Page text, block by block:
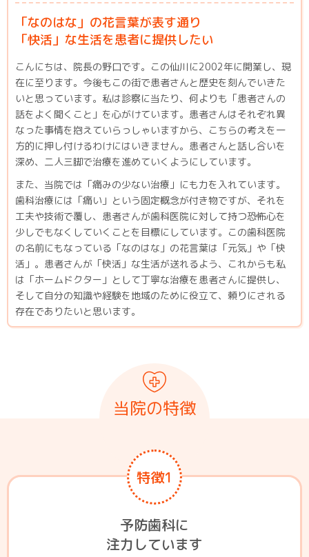
「なのはな」の花言葉が表す通り
「快活」な生活を患者に提供したい
こんにちは、院長の野口です。この仙川に2002年に開業し、現
在に至ります。今後もこの街で患者さんと歴史を刻んでいきた
いと思っています。私は診察に当たり、何よりも「患者さんの
話をよく聞くこと」を心がけています。患者さんはそれぞれ異
なった事情を抱えていらっしゃいますから、こちらの考えを一
方的に押し付けるわけにはいきません。患者さんと話し合いを
深め、二人三脚で治療を進めていくようにしています。
また、当院では「痛みの少ない治療」にも力を入れています。
歯科治療には「痛い」という固定概念が付き物ですが、それを
工夫や技術で覆し、患者さんが歯科医院に対して持つ恐怖心を
少しでもなくしていくことを目標にしています。この歯科医院
の名前にもなっている「なのはな」の花言葉は「元気」や「快
活」。患者さんが「快活」な生活が送れるよう、これからも私
は「ホームドクター」として丁寧な治療を患者さんに提供し、
そして自分の知識や経験を地域のために役立て、頼りにされる
存在でありたいと思います。
当院の特徴
特徴1
予防歯科に
注力しています